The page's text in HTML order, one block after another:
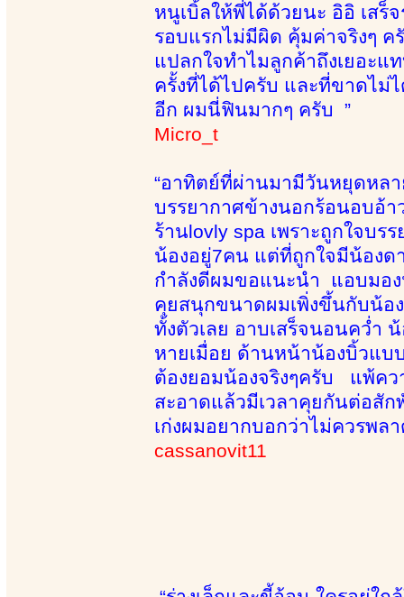
หนูเบิ้ลให้พี่ได้ด้วยนะ อิอิ เส
รอบแรกไม่มีผิด คุ้มค่าจริงๆ
แปลกใจทำไมลูกค้าถึงเยอะ
ครั้งที่ได้ไปครับ และที่ขาดไม่
อีก ผมนี่ฟินมากๆ ครับ ”
Micro_t
“อาทิตย์ที่ผ่านมามีวันหยุดหลา
บรรยากาศข้างนอกร้อนอบอ้า
ร้านlovly spa เพราะถูกใจบ
น้องอยู่7คน แต่ที่ถูกใจมีน้องด
กำลังดีผมขอแนะนำ แอบมอง
คุยสนุกขนาดผมเพิ่งขึ้นกับน้อ
ทั้งตัวเลย อาบเสร็จนอนคว่ำ
หายเมื่อย ด้านหน้าน้องบิ้วแบ
ต้องยอมน้องจริงๆครับ แพ้คว
สะอาดแล้วมีเวลาคุยกันต่อสั
เก่งผมอยากบอกว่าไม่ควรพลา
cassanovit11